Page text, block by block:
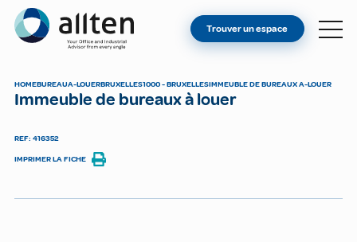
Allten
TROUVER UN ESPACE
CONTACT
Trouver un espace
HOMEBUREAUA-LOUERBRUXELLES1000 - BRUXELLESIMMEUBLE DE BUREAUX A-LOUER
Immeuble de bureaux à louer
REF: 416352
IMPRIMER LA FICHE